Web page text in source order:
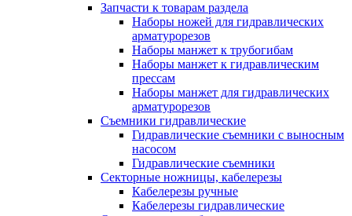
Запчасти к товарам раздела
Наборы ножей для гидравлических
арматурорезов
Наборы манжет к трубогибам
Наборы манжет к гидравлическим
прессам
Наборы манжет для гидравлических
арматурорезов
Съемники гидравлические
Гидравлические cъемники с выносным
насосом
Гидравлические съемники
Секторные ножницы, кабелерезы
Кабелерезы ручные
Кабелерезы гидравлические